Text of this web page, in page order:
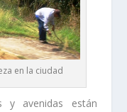
en la ciudad
y avenidas están